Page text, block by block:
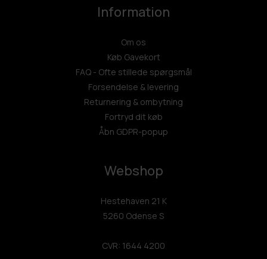
Information
Om os
Køb Gavekort
FAQ - Ofte stillede spørgsmål
Forsendelse & levering
Returnering & ombytning
Fortryd dit køb
Åbn GDPR-popup
Webshop
Hestehaven 21 K
5260 Odense S
CVR: 1644 4200